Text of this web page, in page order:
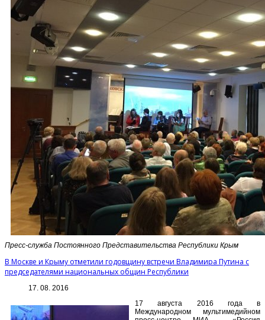
Пресс-служба Постоянного Представительства Республики Крым
В Москве и Крыму отметили годовщину встречи Владимира Путина с
председателями национальных общин Республики
17. 08. 2016
17 августа 2016 года в
Международном мультимедийном